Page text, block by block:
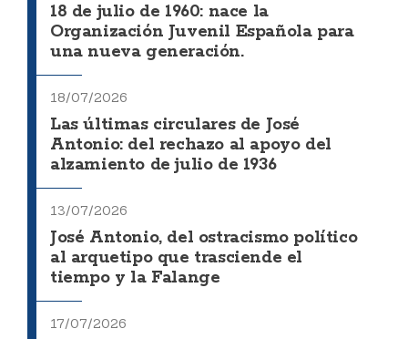
18 de julio de 1960: nace la
Organización Juvenil Española para
una nueva generación.
18/07/2026
Las últimas circulares de José
Antonio: del rechazo al apoyo del
alzamiento de julio de 1936
13/07/2026
José Antonio, del ostracismo político
al arquetipo que trasciende el
tiempo y la Falange
17/07/2026